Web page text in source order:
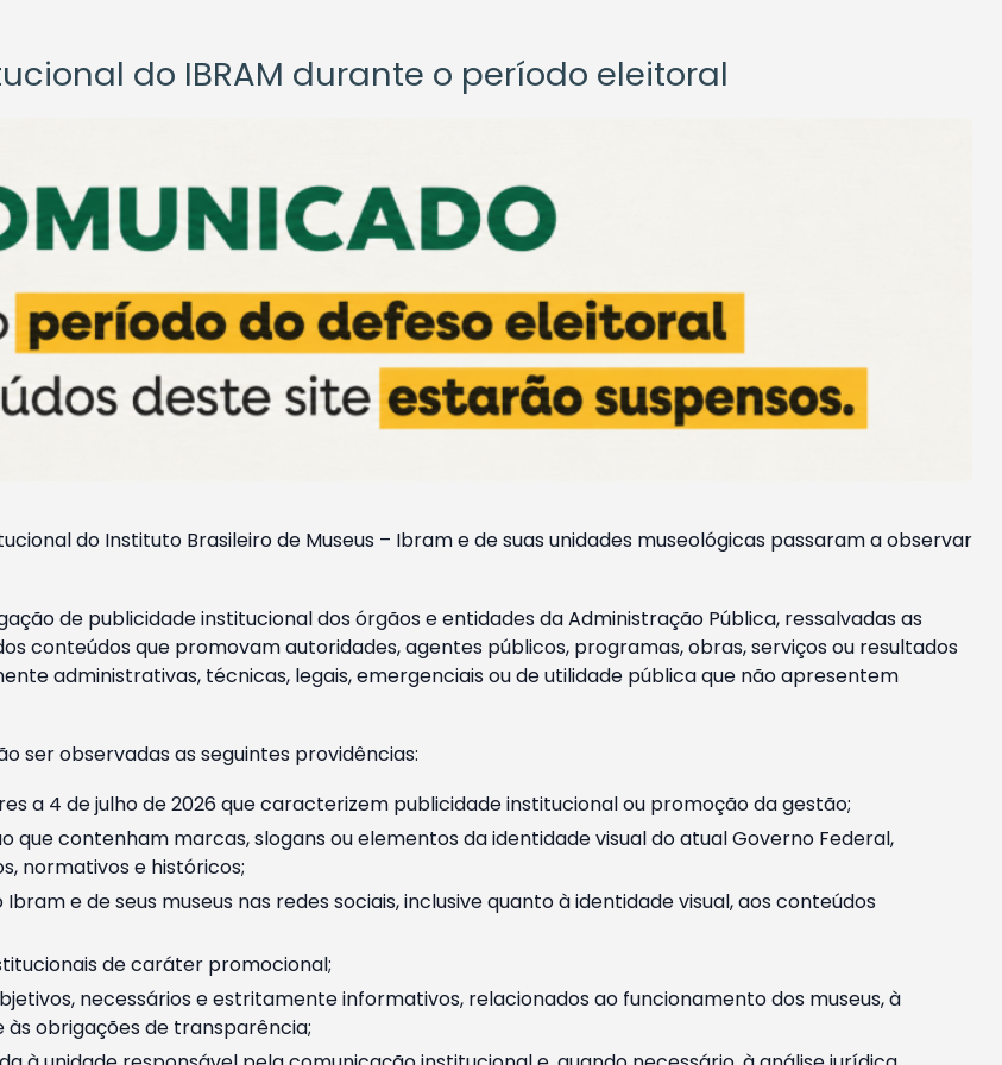
do IBRAM durante o período eleitoral
do Instituto Brasileiro de Museus – Ibram e de suas unidades museológicas passaram a observar
de publicidade institucional dos órgãos e entidades da Administração Pública, ressalvadas as
conteúdos que promovam autoridades, agentes públicos, programas, obras, serviços ou resultados
administrativas, técnicas, legais, emergenciais ou de utilidade pública que não apresentem
ser observadas as seguintes providências:
a 4 de julho de 2026 que caracterizem publicidade institucional ou promoção da gestão;
que contenham marcas, slogans ou elementos da identidade visual do atual Governo Federal,
normativos e históricos;
e de seus museus nas redes sociais, inclusive quanto à identidade visual, aos conteúdos
de caráter promocional;
necessários e estritamente informativos, relacionados ao funcionamento dos museus, à
obrigações de transparência;